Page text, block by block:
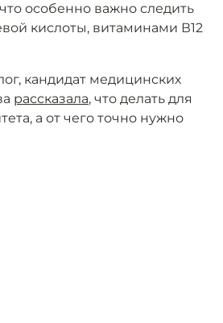
особенно важно следить
кислоты, витаминами В12
кандидат медицинских
рассказала, что делать для
а от чего точно нужно